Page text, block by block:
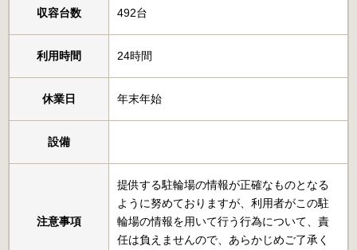
収容台数 492台
利用時間 24時間
休業日 年末年始
設備
注意事項
提供する駐輪場の情報が正確なものとなる
ように努めておりますが、利用者がこの駐
輪場の情報を用いて行う行為について、責
任は負えませんので、あらかじめご了承く